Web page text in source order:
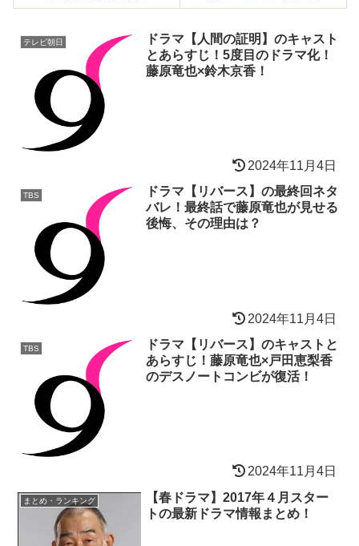
テレビ朝日
ドラマ【人間の証明】のキャスト
とあらすじ！5度目のドラマ化！
藤原竜也×鈴木京香！
2024年11月4日
TBS
ドラマ【リバース】の最終回ネタ
バレ！最終話で藤原竜也が見せる
後悔、その理由は？
2024年11月4日
TBS
ドラマ【リバース】のキャストと
あらすじ！藤原竜也×戸田恵梨香
のデスノートコンビが復活！
2024年11月4日
まとめ・ランキング
【春ドラマ】2017年４月スター
トの最新ドラマ情報まとめ！